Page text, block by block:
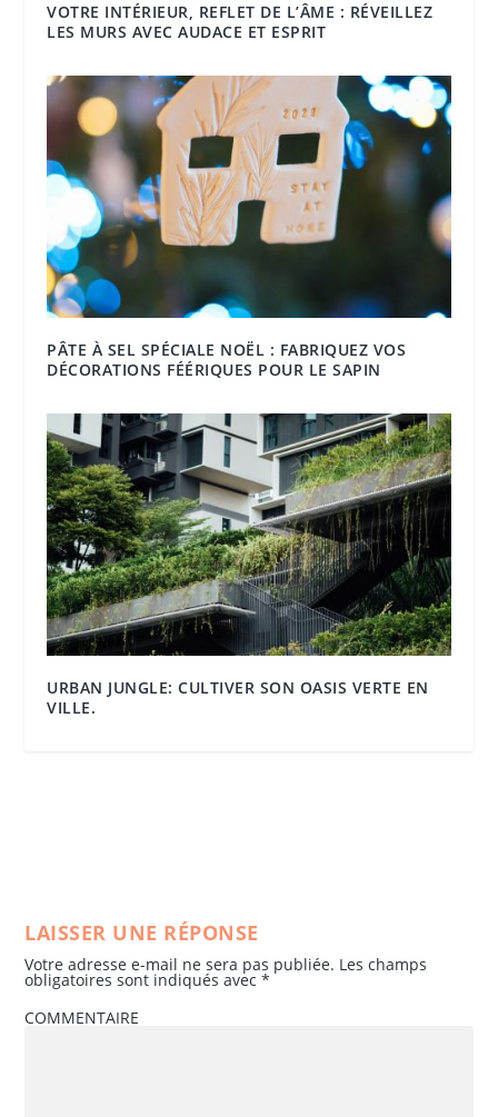
VOTRE INTÉRIEUR, REFLET DE L’ÂME : RÉVEILLEZ
LES MURS AVEC AUDACE ET ESPRIT
PÂTE À SEL SPÉCIALE NOËL : FABRIQUEZ VOS
DÉCORATIONS FÉÉRIQUES POUR LE SAPIN
URBAN JUNGLE: CULTIVER SON OASIS VERTE EN
VILLE.
LAISSER UNE RÉPONSE
Votre adresse e-mail ne sera pas publiée. Les champs
obligatoires sont indiqués avec*
COMMENTAIRE